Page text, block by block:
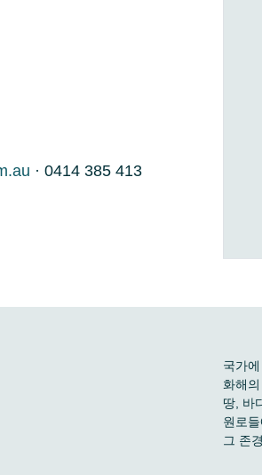
· 0414 385 413
국가
화해
땅, 바
원로
그 존